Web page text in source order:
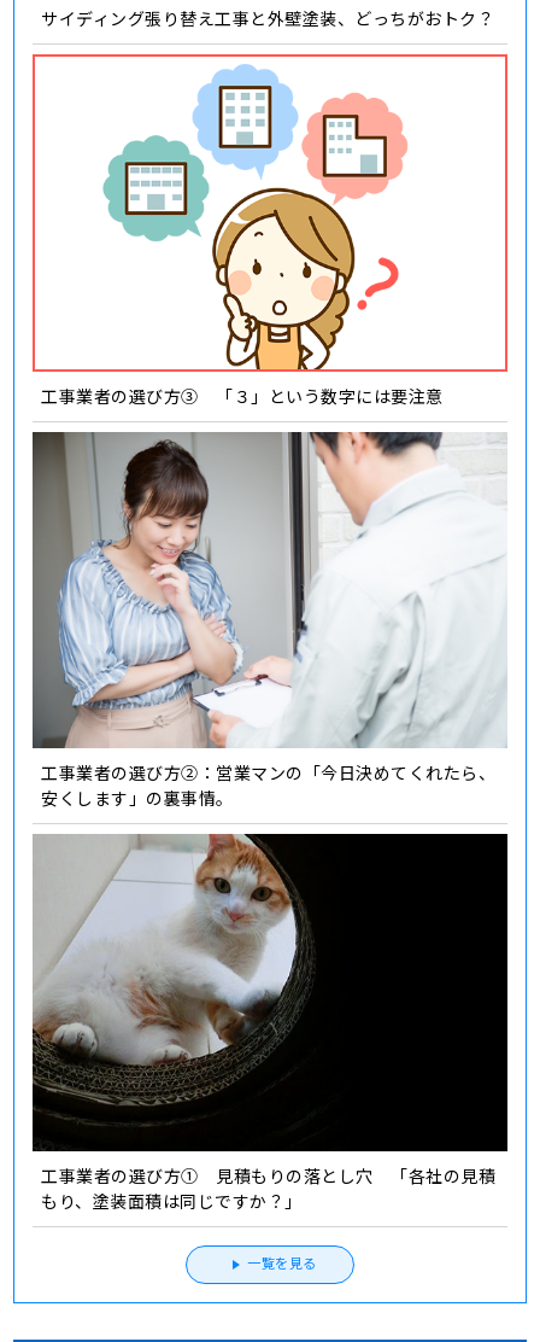
サイディング張り替え工事と外壁塗装、どっちがおトク？
工事業者の選び方③ 「３」という数字には要注意
工事業者の選び方②：営業マンの「今日決めてくれたら、
安くします」の裏事情。
工事業者の選び方① 見積もりの落とし穴 「各社の見積
もり、塗装面積は同じですか？」
一覧を見る